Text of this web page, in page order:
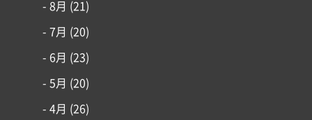
- 8月 (21)
- 7月 (20)
- 6月 (23)
- 5月 (20)
- 4月 (26)